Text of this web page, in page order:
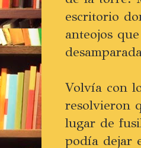
escritorio
anteojos
Volvía con
resolvieron
lugar de
podía dejar